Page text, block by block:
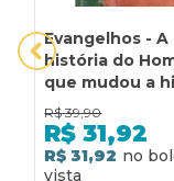
Evangelhos - A
história do
que mudou a
A história do
que mudou a
R$ 39,90
R$ 31,92
R$ 31,92